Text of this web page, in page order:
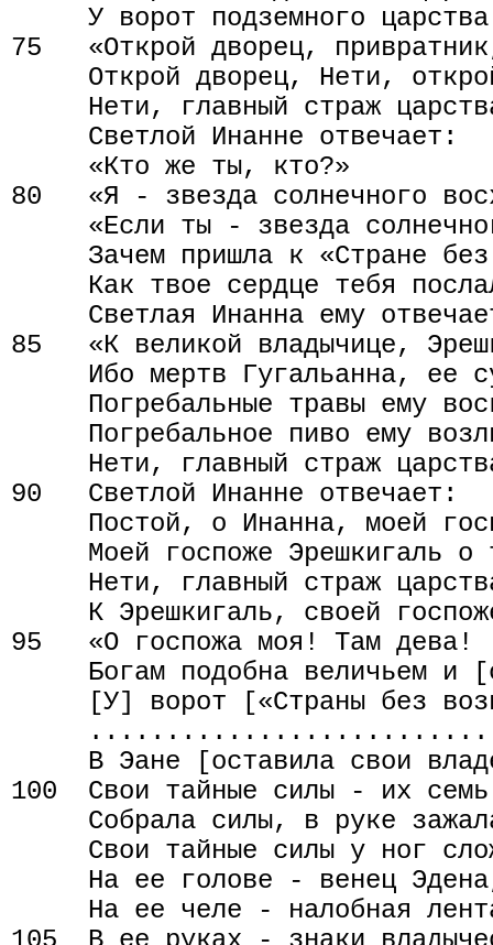
У ворот подземного
75   «Открой дворец,
Открой дворец, Нети,
Нети, главный страж
     Светлой Инанне отвечает:
     «Кто же ты, кто?»
80   «Я - звезда солнечного
«Если ты - звезда
Зачем пришла к «Стране
Как твое сердце тебя
Светлая Инанна ему
85   «К великой владычице,
Ибо мертв Гугальанна, ее
Погребальные травы ему
Погребальное пиво ему
Нети, главный страж
90   Светлой Инанне отвечает:
Постой, о Инанна, моей
Моей госпоже Эрешкигаль о
Нети, главный страж
К Эрешкигаль, своей
95   «О госпожа моя! Там дева!
Богам подобна величьем и
[У] ворот [«Страны без
В Эане [оставила свои
100  Свои тайные силы - их
Собрала силы, в руке
Свои тайные силы у ног
На ее голове - венец
На ее челе - налобная